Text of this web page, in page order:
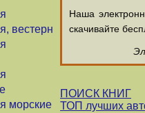
вестерн
морские
Наша
скачивайте
ПОИСК КНИГ
ТОП лучших